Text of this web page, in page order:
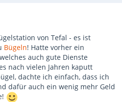
von Tefal - es ist
Bügeln! Hatte vorher ein
auch gute Dienste
nach vielen Jahren kaputt
dachte ich einfach, dass ich
dafür auch ein wenig mehr Geld